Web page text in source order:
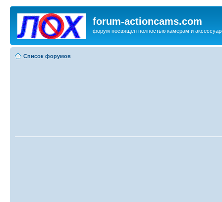
forum-actioncams.com
форум посвящен полностью камерам и
Список форумов